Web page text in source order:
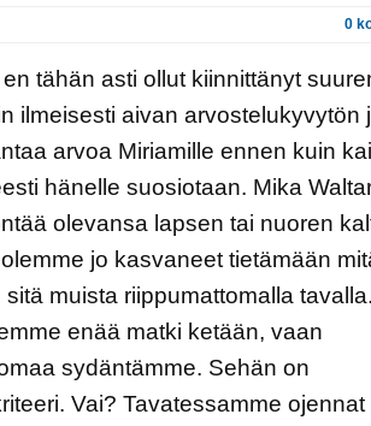
0
tähän asti ollut kiinnittänyt
ilmeisesti aivan arvostelukyvytön
arvoa Miriamille ennen kuin
hänelle suosiotaan. Mika
olevansa lapsen tai nuoren
jo kasvaneet tietämään
muista riippumattomalla tavalla.
enää matki ketään, vaan
sydäntämme. Sehän on
Vai? Tavatessamme ojennat